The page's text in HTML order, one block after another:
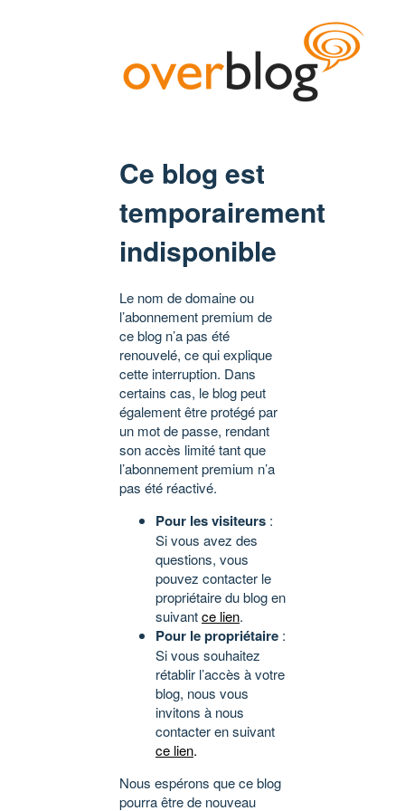
Ce blog est
temporairement
indisponible
Le nom de domaine ou
l’abonnement premium de
ce blog n’a pas été
renouvelé, ce qui explique
cette interruption. Dans
certains cas, le blog peut
également être protégé par
un mot de passe, rendant
son accès limité tant que
l’abonnement premium n’a
pas été réactivé.
Pour les visiteurs :
Si vous avez des
questions, vous
pouvez contacter le
propriétaire du blog en
suivantce lien.
Pour le propriétaire :
Si vous souhaitez
rétablir l’accès à votre
blog, nous vous
invitons à nous
contacter en suivant
ce lien.
Nous espérons que ce blog
pourra être de nouveau